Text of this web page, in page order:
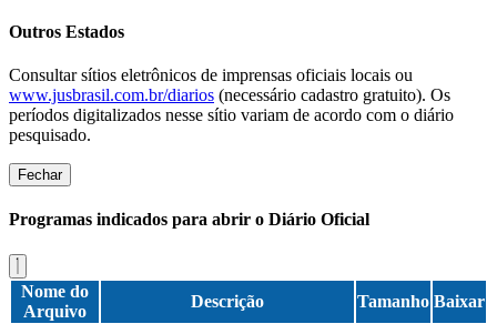
Outros Estados
Consultar sítios eletrônicos de imprensas oficiais locais ou
www.jusbrasil.com.br/diarios (necessário cadastro gratuito). Os
períodos digitalizados nesse sítio variam de acordo com o diário
pesquisado.
Fechar
Programas indicados para abrir o Diário Oficial
Nome do
Arquivo
Descrição Tamanho Baixar